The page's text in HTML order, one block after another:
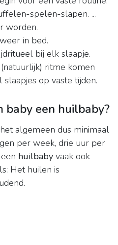
spelen-slapen. ...
worden.
in bed.
bij elk slaapje.
ritme komen
op vaste tijden.
baby een huilbaby?
algemeen dus minimaal
per week, drie uur per
huilbaby vaak ook
Het huilen is